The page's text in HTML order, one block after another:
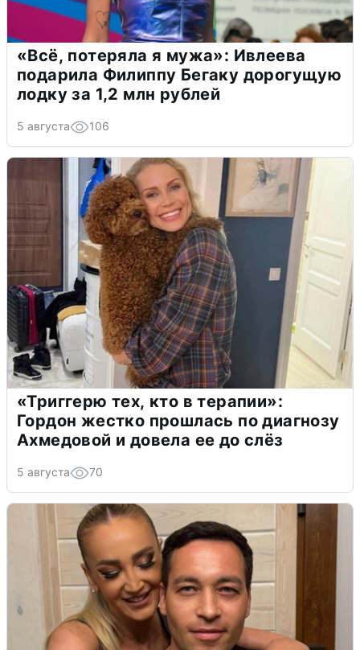
«Всё, потеряла я мужа»: Ивлеева
подарила Филиппу Бегаку дорогущую
лодку за 1,2 млн рублей
5 августа 106
«Триггерю тех, кто в терапии»:
Гордон жестко прошлась по диагнозу
Ахмедовой и довела ее до слёз
5 августа 70